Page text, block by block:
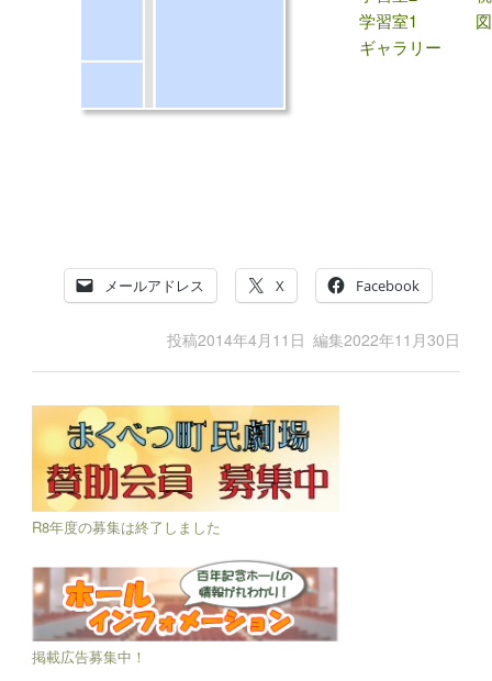
学習室1
ギャラリー
メールアドレス X Facebook
投稿2014年4月11日 編集2022年11月30日
R8年度の募集は終了しました
掲載広告募集中！